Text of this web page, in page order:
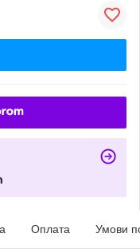
Оплата Умови